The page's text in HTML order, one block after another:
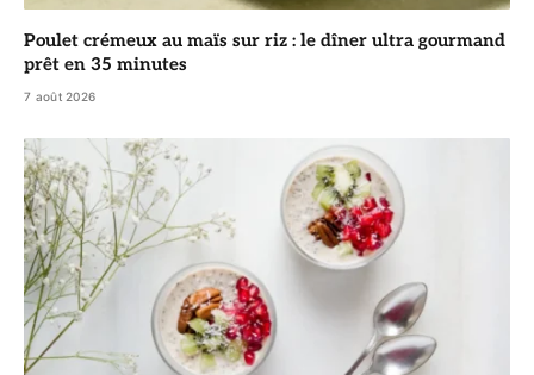
Poulet crémeux au maïs sur riz : le dîner ultra gourmand
prêt en 35 minutes
7 août 2026